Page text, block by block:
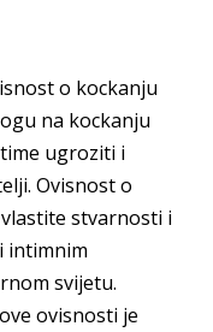
o kockanju
na kockanju
ugroziti i
Ovisnost o
stvarnosti i
intimnim
svijetu.
ovisnosti je